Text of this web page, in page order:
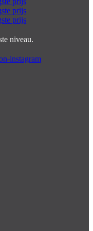
niveau.
instagram